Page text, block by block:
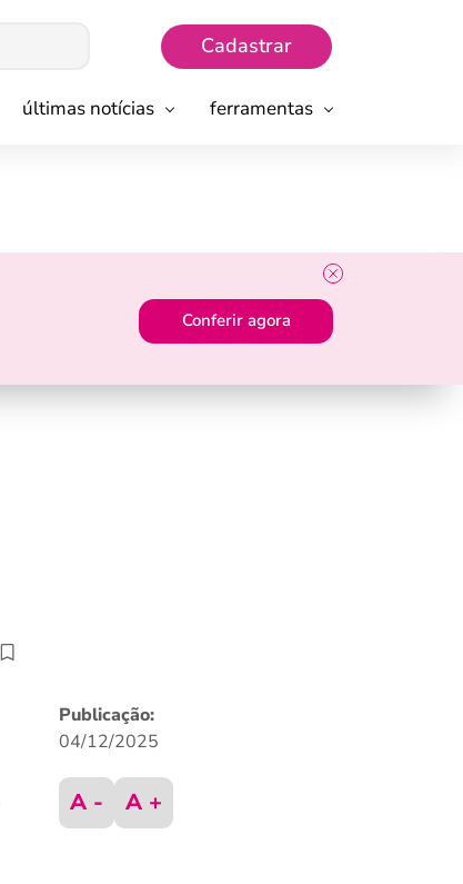
Cadastrar
últimas notícias ferramentas
Conferir agora
Publicação:
04/12/2025
A - A +